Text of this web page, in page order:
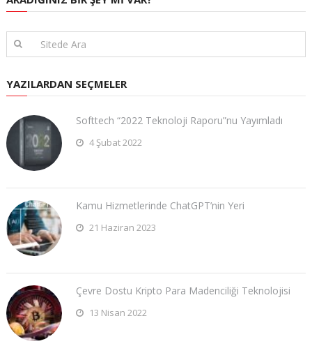
YAZILARDAN SEÇMELER
Softtech “2022 Teknoloji Raporu”nu Yayımladı
4 Şubat 2022
Kamu Hizmetlerinde ChatGPT’nin Yeri
21 Haziran 2023
Çevre Dostu Kripto Para Madenciliği Teknolojisi
13 Nisan 2022